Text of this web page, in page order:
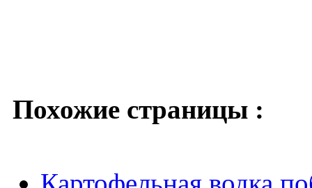
Похожие страницы :